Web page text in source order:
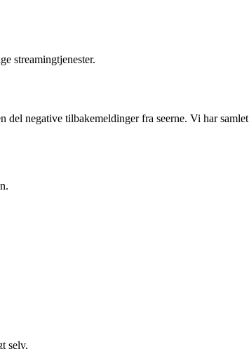
streamingtjenester.
negative tilbakemeldinger fra seerne. Vi har
selv.